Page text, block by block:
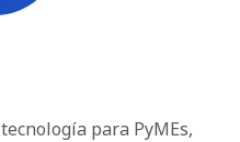
tecnología para PyMEs,